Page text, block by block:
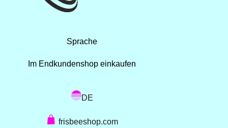
Sprache
Im Endkundenshop einkaufen
DE
frisbeeshop.com